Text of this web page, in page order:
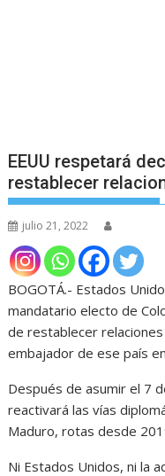
EEUU respetará
restablecer
julio 21, 2022
BOGOTÁ.- Estados
mandatario electo de
de restablecer
embajador de ese país
Después de asumir el 7
reactivará las vías
Maduro, rotas desde
Ni Estados Unidos, ni la